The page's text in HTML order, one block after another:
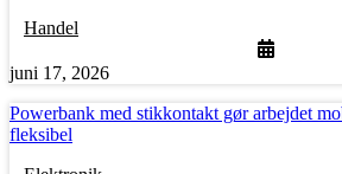
Handel
juni 17, 2026
Powerbank med stikkontakt gør arbejdet
fleksibel